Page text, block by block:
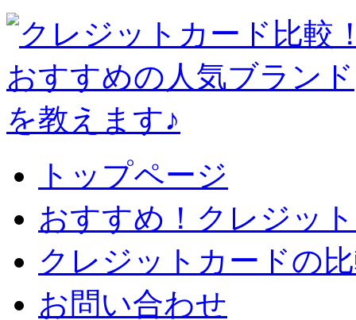
トップページ
おすすめ！クレジッ
クレジットカードの
お問い合わせ